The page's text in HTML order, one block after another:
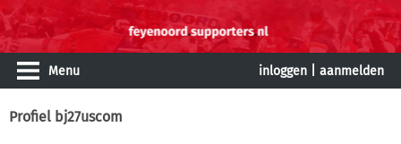
Menu inloggen aanmelden
Profiel bj27uscom